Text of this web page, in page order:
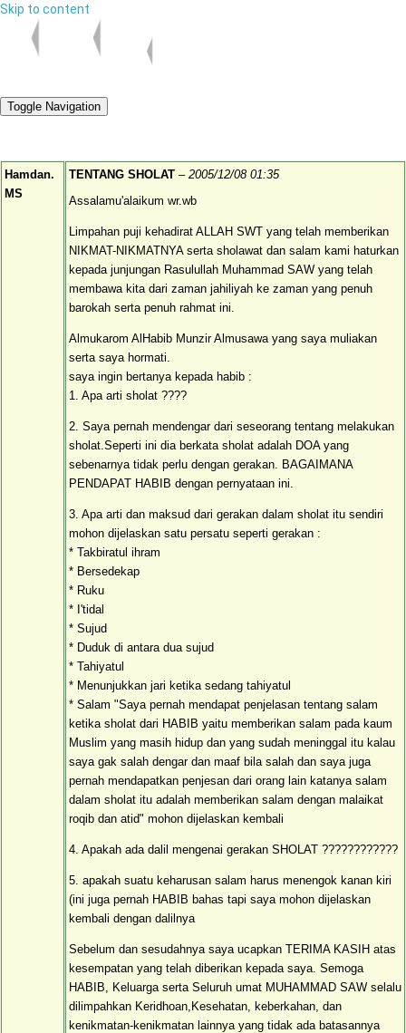
Skip to content
Toggle Navigation
Hamdan.
MS
TENTANG SHOLAT – 2005/12/08 01:35
Assalamu'alaikum wr.wb
Limpahan puji kehadirat ALLAH SWT yang telah memberikan
NIKMAT-NIKMATNYA serta sholawat dan salam kami haturkan
kepada junjungan Rasulullah Muhammad SAW yang telah
membawa kita dari zaman jahiliyah ke zaman yang penuh
barokah serta penuh rahmat ini.
Almukarom AlHabib Munzir Almusawa yang saya muliakan
serta saya hormati.
saya ingin bertanya kepada habib :
1. Apa arti sholat ????
2. Saya pernah mendengar dari seseorang tentang melakukan
sholat.Seperti ini dia berkata sholat adalah DOA yang
sebenarnya tidak perlu dengan gerakan. BAGAIMANA
PENDAPAT HABIB dengan pernyataan ini.
3. Apa arti dan maksud dari gerakan dalam sholat itu sendiri
mohon dijelaskan satu persatu seperti gerakan :
* Takbiratul ihram
* Bersedekap
* Ruku
* I'tidal
* Sujud
* Duduk di antara dua sujud
* Tahiyatul
* Menunjukkan jari ketika sedang tahiyatul
* Salam "Saya pernah mendapat penjelasan tentang salam
ketika sholat dari HABIB yaitu memberikan salam pada kaum
Muslim yang masih hidup dan yang sudah meninggal itu kalau
saya gak salah dengar dan maaf bila salah dan saya juga
pernah mendapatkan penjesan dari orang lain katanya salam
dalam sholat itu adalah memberikan salam dengan malaikat
roqib dan atid" mohon dijelaskan kembali
4. Apakah ada dalil mengenai gerakan SHOLAT ????????????
5. apakah suatu keharusan salam harus menengok kanan kiri
(ini juga pernah HABIB bahas tapi saya mohon dijelaskan
kembali dengan dalilnya
Sebelum dan sesudahnya saya ucapkan TERIMA KASIH atas
kesempatan yang telah diberikan kepada saya. Semoga
HABIB, Keluarga serta Seluruh umat MUHAMMAD SAW selalu
dilimpahkan Keridhoan,Kesehatan, keberkahan, dan
kenikmatan-kenikmatan lainnya yang tidak ada batasannya